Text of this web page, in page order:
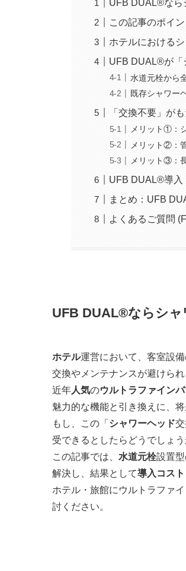
UFB DUAL®なら
この記事のポイン
ホテルにおける
UFB DUAL®が「
水道元栓から
既存シャワー
「交換不要」が
メリット①：
メリット②：
メリット③：
UFB DUAL®導入
まとめ：UFB
よくあるご質問
UFB DUAL®ならシャ
ホテル運営において、客室設
交換やメンテナンスが避けられ
近年人気のウルトラファイン
魅力的な機能と引き換えに、
もし、この「 シャワーヘッド
受できるとしたらどうでしょう
この記事では、 水道元栓設置
解決し、結果として導入コスト
ホテル・旅館にウルトラファ
討ください。